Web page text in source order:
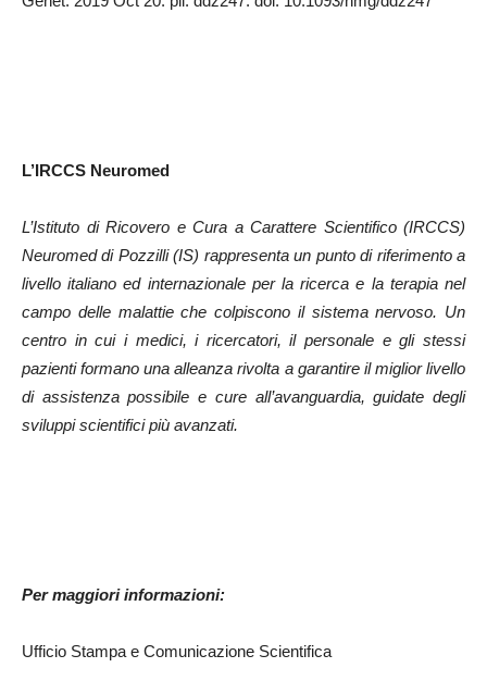
L’IRCCS Neuromed
L’Istituto di Ricovero e Cura a Carattere Scientifico (IRCCS)
Neuromed di Pozzilli (IS) rappresenta un punto di riferimento a
livello italiano ed internazionale per la ricerca e la terapia nel
campo delle malattie che colpiscono il sistema nervoso. Un
centro in cui i medici, i ricercatori, il personale e gli stessi
pazienti formano una alleanza rivolta a garantire il miglior livello
di assistenza possibile e cure all’avanguardia, guidate degli
sviluppi scientifici più avanzati.
Per maggiori informazioni:
Ufficio Stampa e Comunicazione Scientifica